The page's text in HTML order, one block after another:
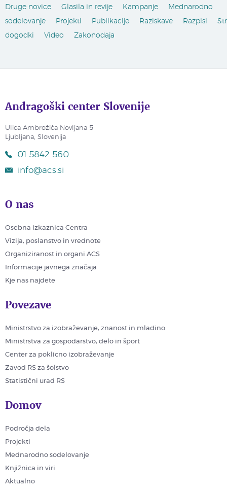
Druge novice Glasila in revije Kampanje
Mednarodno
sodelovanje
Projekti Publikacije Raziskave Razpisi
dogodki
Video Zakonodaja
Andragoški center Slovenije
Ulica Ambrožiča Novljana 5
Ljubljana, Slovenija
01 5842 560
info@acs.si
O nas
Osebna izkaznica Centra
Vizija, poslanstvo in vrednote
Organiziranost in organi ACS
Informacije javnega značaja
Kje nas najdete
Povezave
Ministrstvo za izobraževanje, znanost in mladino
Ministrstva za gospodarstvo, delo in šport
Center za poklicno izobraževanje
Zavod RS za šolstvo
Statistični urad RS
Domov
Področja dela
Projekti
Mednarodno sodelovanje
Knjižnica in viri
Aktualno